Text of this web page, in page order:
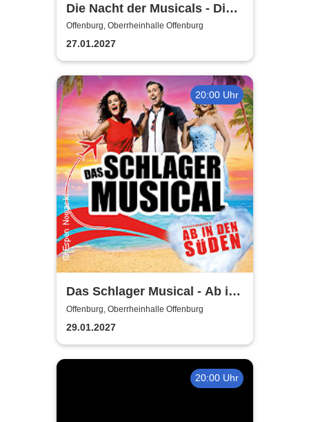
Die Nacht der Musicals - Die
erfolgreichste Musicalgala
aller Zeiten
Offenburg, Oberrheinhalle Offenburg
27.01.2027
20:00 Uhr
Das Schlager Musical - Ab in
den Süden 2026/2027
Offenburg, Oberrheinhalle Offenburg
29.01.2027
20:00 Uhr